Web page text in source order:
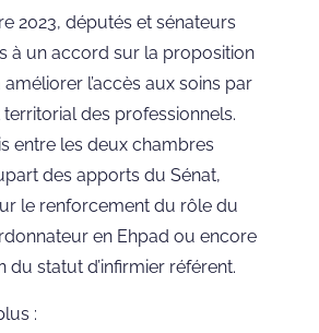
2023, députés et sénateurs
à un accord sur la proposition
l’accès aux soins par
territorial des professionnels.
entre les deux chambres
des apports du Sénat,
le renforcement du rôle du
en Ehpad ou encore
du statut d’infirmier référent.
: